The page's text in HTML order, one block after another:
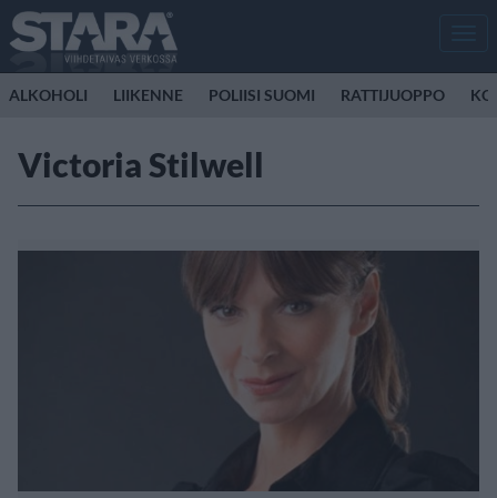
ALKOHOLI LIIKENNE POLIISI SUOMI RATTIJUOPPO
Victoria Stilwell